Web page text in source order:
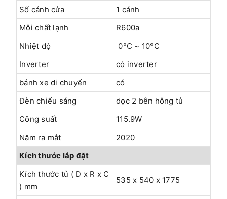
Số cánh cửa
1 cánh
Môi chất lạnh
R600a
Nhiệt độ
0°C ~ 10°C
Inverter
có inverter
bánh xe di chuyển
có
Đèn chiếu sáng
dọc 2 bên hông tủ
Công suất
115.9W
Năm ra mắt
2020
Kích thước lắp đặt
Kích thước tủ ( D x R x C
) mm
535 x 540 x 1775